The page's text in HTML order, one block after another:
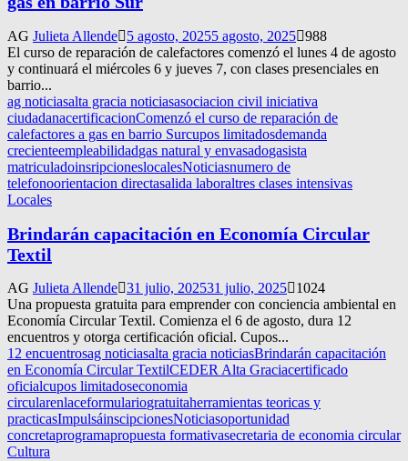
AG Julieta Allende 5 agosto, 20255 agosto, 2025 988
El curso de reparación de calefactores comenzó el lunes 4 de agosto
y continuará el miércoles 6 y jueves 7, con clases presenciales en
barrio...
ag noticiasalta gracia noticiasasociacion civil iniciativa
ciudadanacertificacionComenzó el curso de reparación de
calefactores a gas en barrio Surcupos limitadosdemanda
crecienteempleabilidadgas natural y envasadogasista
matriculadoinsripcioneslocalesNoticiasnumero de
telefonoorientacion directasalida laboraltres clases intensivas
Locales
Brindarán capacitación en Economía Circular
Textil
AG Julieta Allende 31 julio, 202531 julio, 2025
1024
Una propuesta gratuita para emprender con conciencia ambiental en
Economía Circular Textil. Comienza el 6 de agosto, dura 12
encuentros y otorga certificación oficial. Cupos...
12 encuentrosag noticiasalta gracia noticiasBrindarán capacitación
en Economía Circular TextilCEDER Alta Graciacertificado
oficialcupos limitadoseconomia
circularenlaceformulariogratuitaherramientas teoricas y
practicasImpulsáinscipcionesNoticiasoportunidad
concretaprogramapropuesta formativasecretaria de economia circular
Cultura